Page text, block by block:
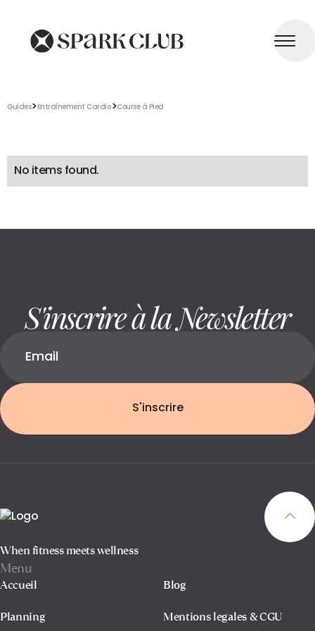
Guides>Entraînement Cardio>Course à Pied
No items found.
S'inscrire à la Newsletter
S'inscrire
When fitness meets wellness
Menu
Accueil
Planning
Blog
Mentions legales & CGU